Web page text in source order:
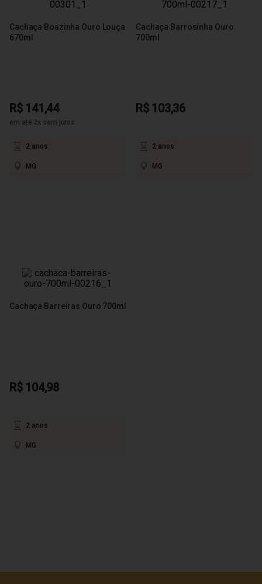
Cachaça Boazinha Ouro Louça
670ml
R$ 141,44
em até 2x sem juros
2 anos
MG
Cachaça Barrosinha Ouro
700ml
R$ 103,36
2 anos
MG
Cachaça Barreiras Ouro 700ml
R$ 104,98
2 anos
MG